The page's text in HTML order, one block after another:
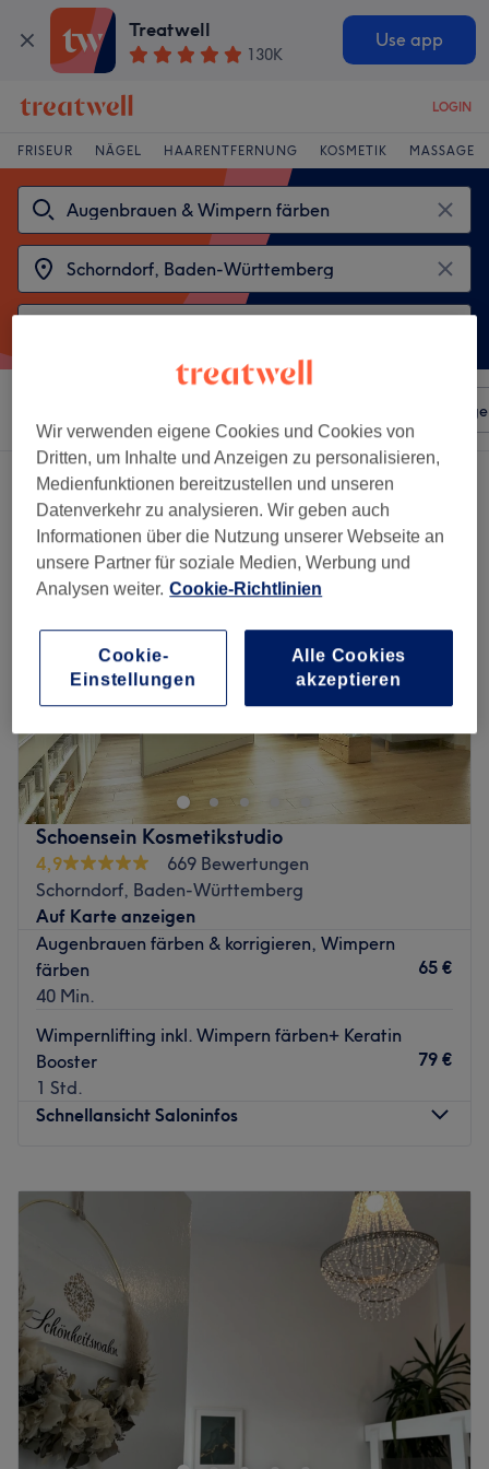
Treatwell
130K
Use app
LOGIN
FRISEUR NÄGEL HAARENTFERNUNG KOSMETIK MASSAGE
2 Salons die anbieten:
augenbrauen & wimpern färben in Schorndorf, Baden-Württemberg
Schoensein Kosmetikstudio
4,9
669 Bewertungen
Schorndorf, Baden-Württemberg
Auf Karte anzeigen
Augenbrauen färben & korrigieren, Wimpern
färben
40 Min.
65 €
Wimpernlifting inkl. Wimpern färben+ Keratin
Booster
1 Std.
79 €
Schnellansicht Saloninfos
Dienstag
09:00–20:00
Mittwoch
09:00–18:30
Donnerstag
09:00–20:00
Freitag
09:00–17:30
Samstag
08:30–13:30
Sonntag
Geschlossen
Mit ihrer langjährigen Erfahrung hat Sabrina Nowak
schon so einige Beauty-Herzen erobern dürfen. In ihrem
Schönsein Kosmetikstudio können Schorndorfer nun in den
Genuss erstklassiger Gesichtsbehandlungen,
Wir verwenden eigene Cookies und Cookies von
Dritten, um Inhalte und Anzeigen zu personalisieren,
Medienfunktionen bereitzustellen und unseren
Datenverkehr zu analysieren. Wir geben auch
Informationen über die Nutzung unserer Webseite an
unsere Partner für soziale Medien, Werbung und
Analysen weiter. Cookie-Richtlinien
Cookie-
Einstellungen
Alle Cookies
akzeptieren